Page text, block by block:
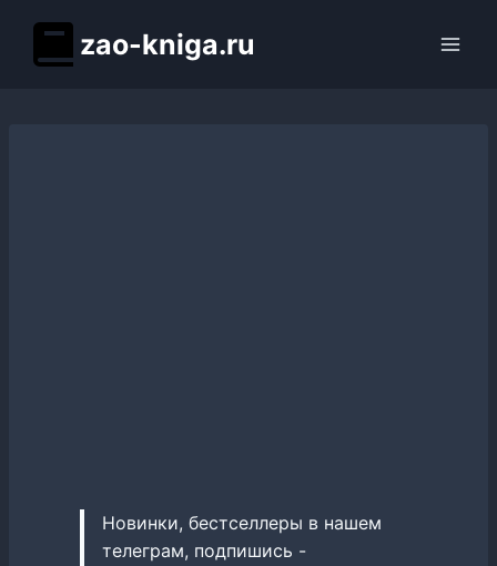
содержимому
zao-kniga.ru
Новинки, бестселлеры в нашем
телеграм, подпишись -